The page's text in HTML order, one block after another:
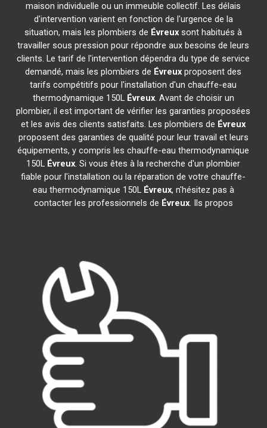
maison individuelle ou un immeuble collectif. Les délais
d'intervention varient en fonction de l'urgence de la
situation, mais les plombiers de Évreux sont habitués à
travailler sous pression pour répondre aux besoins de leurs
clients. Le tarif de l'intervention dépendra du type de service
demandé, mais les plombiers de Évreux proposent des
tarifs compétitifs pour l'installation d'un chauffe-eau
thermodynamique 150L Évreux. Avant de choisir un
plombier, il est important de vérifier les garanties proposées
et les avis des clients satisfaits. Les plombiers de Évreux
proposent des garanties de qualité pour leur travail et leurs
équipements, y compris les chauffe-eau thermodynamique
150L Évreux. Si vous êtes à la recherche d'un plombier
fiable pour l'installation ou la réparation de votre chauffe-
eau thermodynamique 150L Évreux, n'hésitez pas à
contacter les professionnels de Évreux. Ils propos